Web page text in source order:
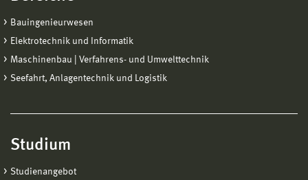
Bauingenieurwesen
Elektrotechnik und Informatik
Maschinenbau | Verfahrens- und Umwelttechnik
Seefahrt, Anlagentechnik und Logistik
Studium
Studienangebot